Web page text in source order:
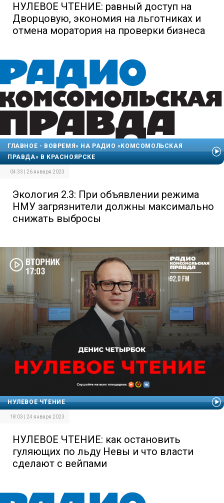
НУЛЕВОЕ ЧТЕНИЕ: равный доступ на
Дворцовую, экономия на льготниках и
отмена моратория на проверки бизнеса
ГЛАВНОЕ - ВОВРЕМЯ» НА РАДИО «КОМСОМОЛЬСКАЯ
ПРАВДА» В КРАСНОЯРСКЕ
04:33 | 26 января 2023
Экология 2.3: При объявлении режима
НМУ загрязнители должны максимально
снижать выбросы
НУЛЕВОЕ ЧТЕНИЕ
18:03 | 24 января 2023
НУЛЕВОЕ ЧТЕНИЕ: как остановить
гуляющих по льду Невы и что власти
сделают с вейпами